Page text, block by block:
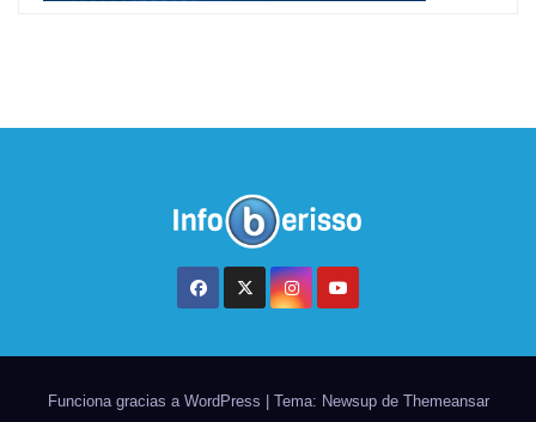
Funciona gracias a WordPress Tema: Newsup de Themeansar